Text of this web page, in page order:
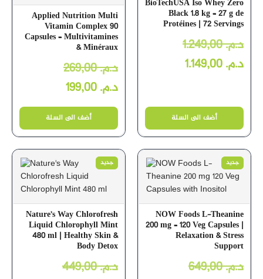
Applied Nutrition Multi
Vitamin Complex 90
Capsules – Multivitamines
& Minéraux
د.م.269,00
د.م.
أضف الى السلة
BioTechUSA Iso Whey Zero
Black 1.8 kg – 27 g de
Protéines | 72 Servings
د.م.1.249,00
د.م.
أضف الى السلة
جديد
Nature’s Way Chlorofresh
Liquid Chlorophyll Mint
480 ml | Healthy Skin &
Body Detox
د.م.449,00
جديد
NOW Foods L-Theanine
200 mg – 120 Veg Capsules |
Relaxation & Stress
Support
د.م.649,00